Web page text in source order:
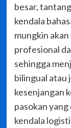
besar,
kendala
mungkin
profesional
sehingga
bilingual atau
kesenjangan
pasokan
kendala